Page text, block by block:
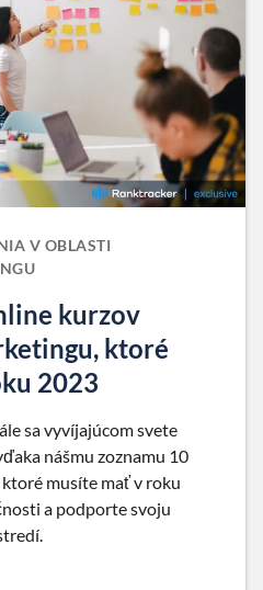
V OBLASTI
kurzov
ktoré
2023
sa vyvíjajúcom svete
nášmu zoznamu 10
musíte mať v roku
a podporte svoju